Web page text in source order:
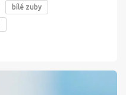
bílé zuby